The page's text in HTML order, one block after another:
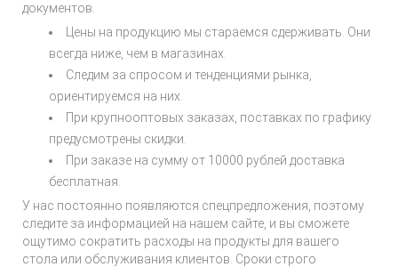
документов.
Цены на продукцию мы стараемся сдерживать. Они
всегда ниже, чем в магазинах.
Следим за спросом и тенденциями рынка,
ориентируемся на них.
При крупнооптовых заказах, поставках по графику
предусмотрены скидки.
При заказе на сумму от 10000 рублей доставка
бесплатная.
У нас постоянно появляются спецпредложения, поэтому
следите за информацией на нашем сайте, и вы сможете
ощутимо сократить расходы на продукты для вашего
стола или обслуживания клиентов. Сроки строго